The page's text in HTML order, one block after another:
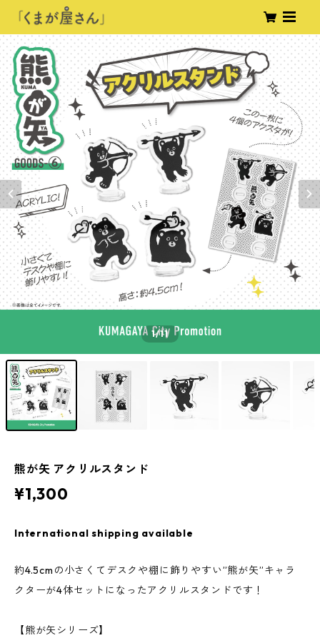
1/11
熊が矢 アクリルスタンド
¥1,300
International shipping available
約4.5cmの小さくてデスクや棚に飾りやすい”熊が矢”キャラ
クターが4体セットになったアクリルスタンドです！
【熊が矢シリーズ】